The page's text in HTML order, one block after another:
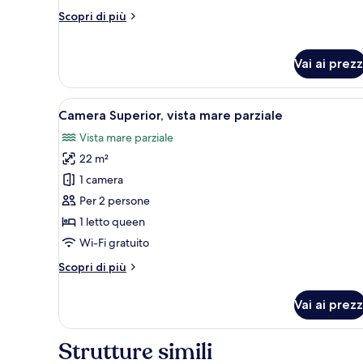
Scopri di più
Altri
Vai ai
Apri
tutte
le
foto
per
Camera
Superior,
vista
parziale
Camera Superior, vista mare
4
Camera Superior, vista mare parziale
Vista mare parziale
22 m²
1 camera
Per 2 persone
1 letto queen
Wi-Fi gratuito
Scopri di più
Altri
Superior,
mare
Vai ai
Strutture simili